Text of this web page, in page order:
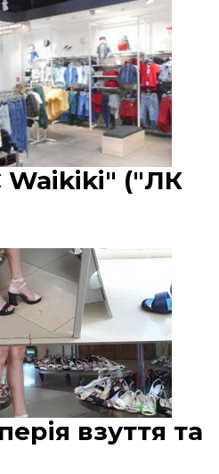
Waikiki" ("ЛК
взуття та